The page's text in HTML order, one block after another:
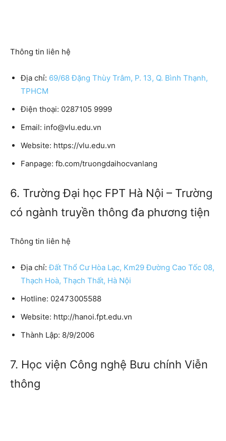
Thông tin liên hệ
Địa chỉ: 69/68 Đặng Thùy Trâm, P. 13, Q. Bình Thạnh,
TPHCM
Điện thoại: 0287105 9999
Email: info@vlu.edu.vn
Website: https://vlu.edu.vn
Fanpage: fb.com/truongdaihocvanlang
6. Trường Đại học FPT Hà Nội – Trường
có ngành truyền thông đa phương tiện
Thông tin liên hệ
Địa chỉ:Đất Thổ Cư Hòa Lạc, Km29 Đường Cao Tốc 08,
Thạch Hoà, Thạch Thất, Hà Nội
Hotline: 02473005588
Website: http://hanoi.fpt.edu.vn
Thành Lập: 8/9/2006
7. Học viện Công nghệ Bưu chính Viễn
thông